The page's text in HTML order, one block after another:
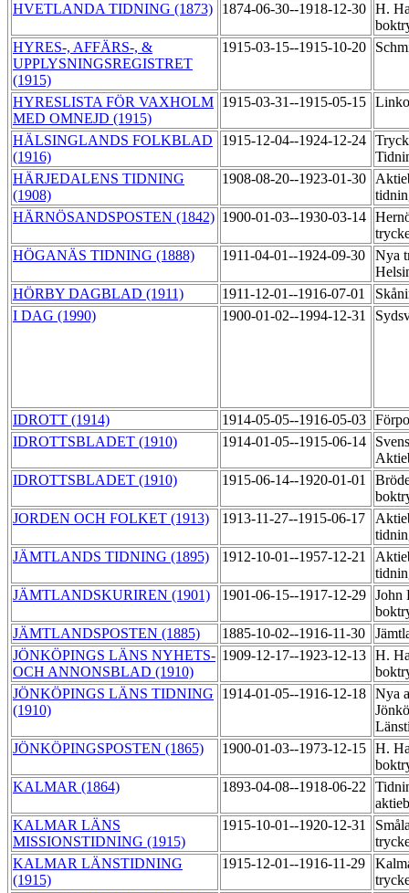
HVETLANDA TIDNING (1873)
1874-06-30--1918-12-30 H.
HYRES-, AFFÄRS-, &
UPPLYSNINGSREGISTRET
(1915)
1915-03-15--1915-10-20
HYRESLISTA FÖR VAXHOLM
MED OMNEJD (1915)
1915-03-31--1915-05-15
HÄLSINGLANDS FOLKBLAD
(1916)
1915-12-04--1924-12-24
HÄRJEDALENS TIDNING
(1908)
1908-08-20--1923-01-30
HÄRNÖSANDSPOSTEN (1842) 1900-01-03--1930-03-14
HÖGANÄS TIDNING (1888)
1911-04-01--1924-09-30
Nya
HÖRBY DAGBLAD (1911)
1911-12-01--1916-07-01
I DAG (1990)
1900-01-02--1994-12-31
IDROTT (1914) 1914-05-05--1916-05-03
IDROTTSBLADET (1910)
1914-01-05--1915-06-14
IDROTTSBLADET (1910)
1915-06-14--1920-01-01
JORDEN OCH FOLKET (1913)
1913-11-27--1915-06-17
JÄMTLANDS TIDNING (1895)
1912-10-01--1957-12-21
JÄMTLANDSKURIREN (1901)
1901-06-15--1917-12-29 John
JÄMTLANDSPOSTEN (1885)
1885-10-02--1916-11-30
JÖNKÖPINGS LÄNS NYHETS-
OCH ANNONSBLAD (1910)
1909-12-17--1923-12-13 H.
JÖNKÖPINGS LÄNS TIDNING
(1910)
1914-01-05--1916-12-18 Nya
JÖNKÖPINGSPOSTEN (1865)
1900-01-03--1973-12-15 H.
KALMAR (1864)
1893-04-08--1918-06-22
KALMAR LÄNS
MISSIONSTIDNING (1915)
1915-10-01--1920-12-31
KALMAR LÄNSTIDNING
(1915)
1915-12-01--1916-11-29